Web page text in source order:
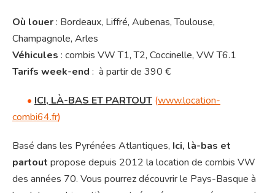
Où louer: Bordeaux, Liffré, Aubenas, Toulouse,
Champagnole, Arles
Véhicules : combis VW T1, T2, Coccinelle, VW T6.1
Tarifs week-end : à partir de 390 €
• ICI, LÀ-BAS ET PARTOUT (www.location-
combi64.fr)
Basé dans les Pyrénées Atlantiques, Ici, là-bas et
partout propose depuis 2012 la location de combis VW
des années 70. Vous pourrez découvrir le Pays-Basque à